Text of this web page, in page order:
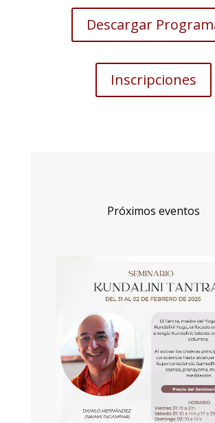
Descargar
Inscripciones
Próximos eventos